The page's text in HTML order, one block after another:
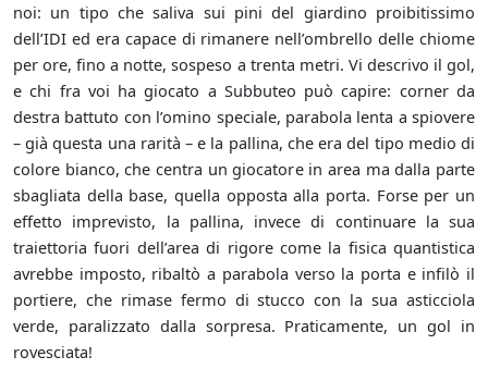
noi: un tipo che saliva sui pini del giardino proibitissimo
dell’IDI ed era capace di rimanere nell’ombrello delle chiome
per ore, fino a notte, sospeso a trenta metri. Vi descrivo il gol,
e chi fra voi ha giocato a Subbuteo può capire: corner da
destra battuto con l’omino speciale, parabola lenta a spiovere
– già questa una rarità – e la pallina, che era del tipo medio di
colore bianco, che centra un giocatore in area ma dalla parte
sbagliata della base, quella opposta alla porta. Forse per un
effetto imprevisto, la pallina, invece di continuare la sua
traiettoria fuori dell’area di rigore come la fisica quantistica
avrebbe imposto, ribaltò a parabola verso la porta e infilò il
portiere, che rimase fermo di stucco con la sua asticciola
verde, paralizzato dalla sorpresa. Praticamente, un gol in
rovesciata!